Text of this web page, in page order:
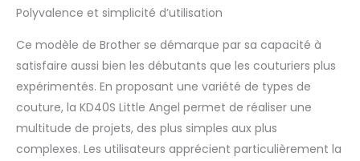
pour la confection
déco, patchwork . Garantie
3 ans Sperenza , SAV
Brother agréé en interne à
Valenc
Polyvalence et simplicité d’utilisation
Ce modèle de Brother se démarque par sa capacité à
satisfaire aussi bien les débutants que les couturiers plus
expérimentés. En proposant une variété de types de
couture, la KD40S Little Angel permet de réaliser une
multitude de projets, des plus simples aux plus
complexes. Les utilisateurs apprécient particulièrement la